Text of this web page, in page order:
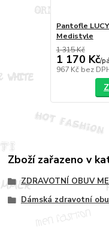
Pantofle
Medistyle
1 315 Kč
1 170 Kč/
967 Kč bez
Zboží zařazeno v
ZDRAVOTNÍ OBUV
Dámská zdravotní